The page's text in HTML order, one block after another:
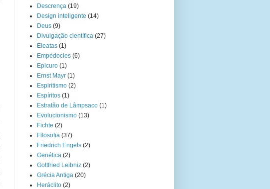
Descrença (19)
Design inteligente (14)
Deus (9)
Divulgação científica (27)
Eleatas (1)
Empédocles (6)
Epicuro (1)
Ernst Mayr (1)
Espiritismo (2)
Espíritos (1)
Estratão de Lâmpsaco (1)
Evolucionismo (13)
Fichte (2)
Filosofia (37)
Friedrich Engels (2)
Genética (2)
Gottfried Leibniz (2)
Grécia Antiga (20)
Heráclito (2)